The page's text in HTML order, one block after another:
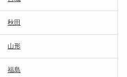
秋田
山形
福島